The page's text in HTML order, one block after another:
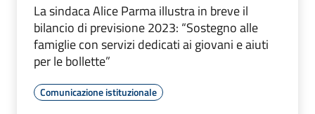
La sindaca Alice Parma illustra in breve il
bilancio di previsione 2023: “Sostegno alle
famiglie con servizi dedicati ai giovani e aiuti
per le bollette”
Comunicazione istituzionale